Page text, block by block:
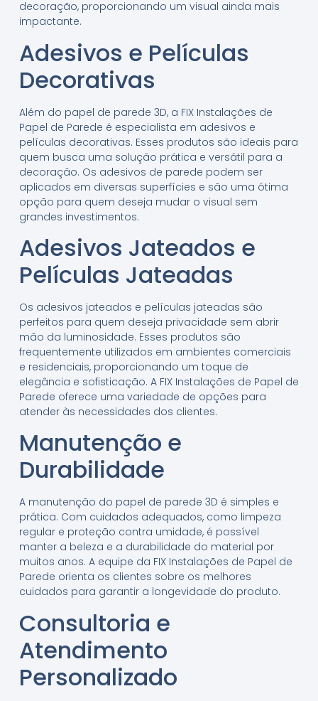
decoração, proporcionando um visual ainda mais
impactante.
Adesivos e Películas
Decorativas
Além do papel de parede 3D, a FIX Instalações de
Papel de Parede é especialista em adesivos e
películas decorativas. Esses produtos são ideais para
quem busca uma solução prática e versátil para a
decoração. Os adesivos de parede podem ser
aplicados em diversas superfícies e são uma ótima
opção para quem deseja mudar o visual sem
grandes investimentos.
Adesivos Jateados e
Películas Jateadas
Os adesivos jateados e películas jateadas são
perfeitos para quem deseja privacidade sem abrir
mão da luminosidade. Esses produtos são
frequentemente utilizados em ambientes comerciais
e residenciais, proporcionando um toque de
elegância e sofisticação. A FIX Instalações de Papel de
Parede oferece uma variedade de opções para
atender às necessidades dos clientes.
Manutenção e
Durabilidade
A manutenção do papel de parede 3D é simples e
prática. Com cuidados adequados, como limpeza
regular e proteção contra umidade, é possível
manter a beleza e a durabilidade do material por
muitos anos. A equipe da FIX Instalações de Papel de
Parede orienta os clientes sobre os melhores
cuidados para garantir a longevidade do produto.
Consultoria e
Atendimento
Personalizado